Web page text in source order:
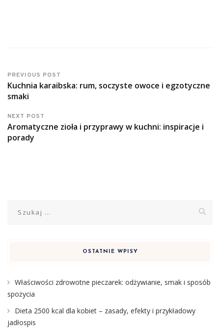
PREVIOUS POST
Kuchnia karaibska: rum, soczyste owoce i egzotyczne
smaki
NEXT POST
Aromatyczne zioła i przyprawy w kuchni: inspiracje i
porady
OSTATNIE WPISY
Właściwości zdrowotne pieczarek: odżywianie, smak i sposób
spożycia
Dieta 2500 kcal dla kobiet – zasady, efekty i przykładowy
jadłospis